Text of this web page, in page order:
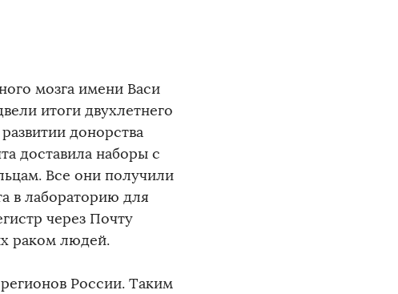
мозга имени Васи
итоги двухлетнего
донорства
доставила наборы с
Все они получили
в лабораторию для
через Почту
раком людей.
России. Таким